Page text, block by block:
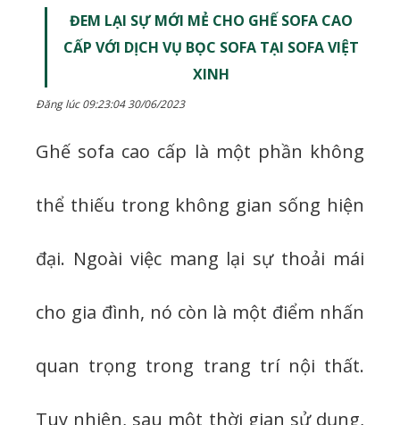
ĐEM LẠI SỰ MỚI MẺ CHO GHẾ SOFA CAO
CẤP VỚI DỊCH VỤ BỌC SOFA TẠI SOFA VIỆT
XINH
Đăng lúc 09:23:04 30/06/2023
Ghế sofa cao cấp là một phần không
thể thiếu trong không gian sống hiện
đại. Ngoài việc mang lại sự thoải mái
cho gia đình, nó còn là một điểm nhấn
quan trọng trong trang trí nội thất.
Tuy nhiên, sau một thời gian sử dụng,